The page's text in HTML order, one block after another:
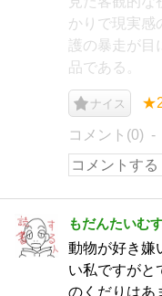
かりで現実感
護の暴走が目
品である。
ナイス
コメント(0)
もだんたいむ
動物が好き嫌
い私ですがと
のくだりはあ